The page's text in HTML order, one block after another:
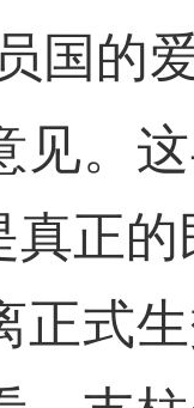
国的
见。
真正
式生